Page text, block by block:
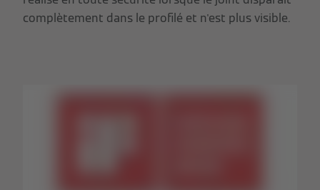
complètement dans le profilé et n'est plus visible.